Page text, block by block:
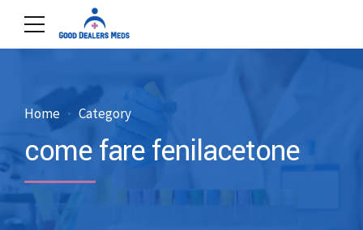
Home Category
come fare fenilacetone